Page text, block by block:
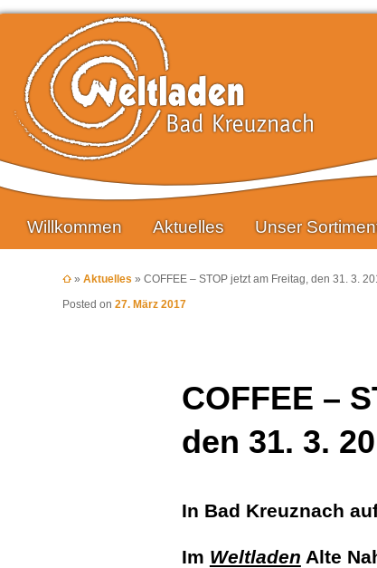
Hauptmenü
Zum primären Inhalt springen
Zum sekundären Inhalt springen
Willkommen Aktuelles Unser
» Aktuelles » COFFEE – STOP jetzt am Freitag, den 31. 3.
COFFEE –
den 31. 3.
Posted on 27. März 2017
In Bad Kreuznach
Im Weltladen Alte